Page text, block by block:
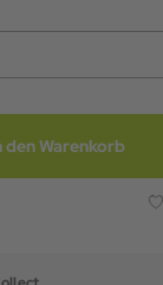
den Warenkorb